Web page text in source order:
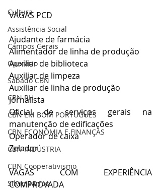
Cultura
Assistência Social
Campos Gerais
Operário
Sábado CBN
CBN RH
CBN EM BOM PORTUGUÊS
CBN ECONOMIA E FINANÇAS
CBN INDÚSTRIA
CBN Cooperativismo
Silvio Barros
VAGAS PCD
Ajudante de farmácia
Alimentador de linha de produção
Auxiliar de biblioteca
Auxiliar de limpeza
Auxiliar de linha de produção
Jornalista
Oficial de serviços gerais na
manutenção de edificações
Operador de caixa
Zelador
VAGAS COM EXPERIÊNCIA
COMPROVADA